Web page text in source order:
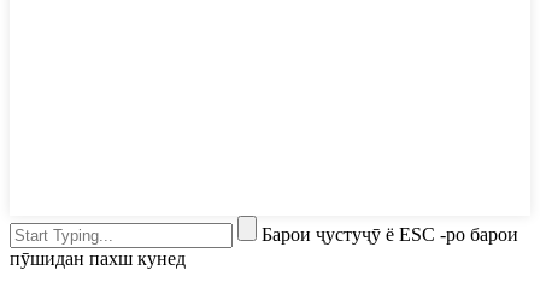
Барои ҷустуҷӯ ё ESC -ро барои
пӯшидан пахш кунед